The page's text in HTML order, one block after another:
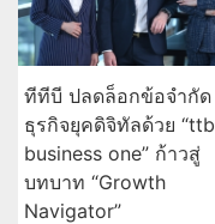
ทีทีบี ปลดล็อกข้อจำกัด
ธุรกิจยุคดิจิทัลด้วย “ttb
business one” ก้าวสู่
บทบาท “Growth
Navigator”